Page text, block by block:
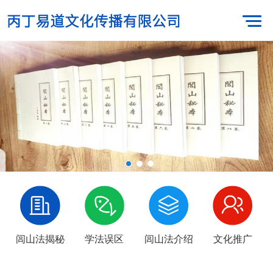
闾山法揭秘 学法误区 闾山法介绍 文化推广